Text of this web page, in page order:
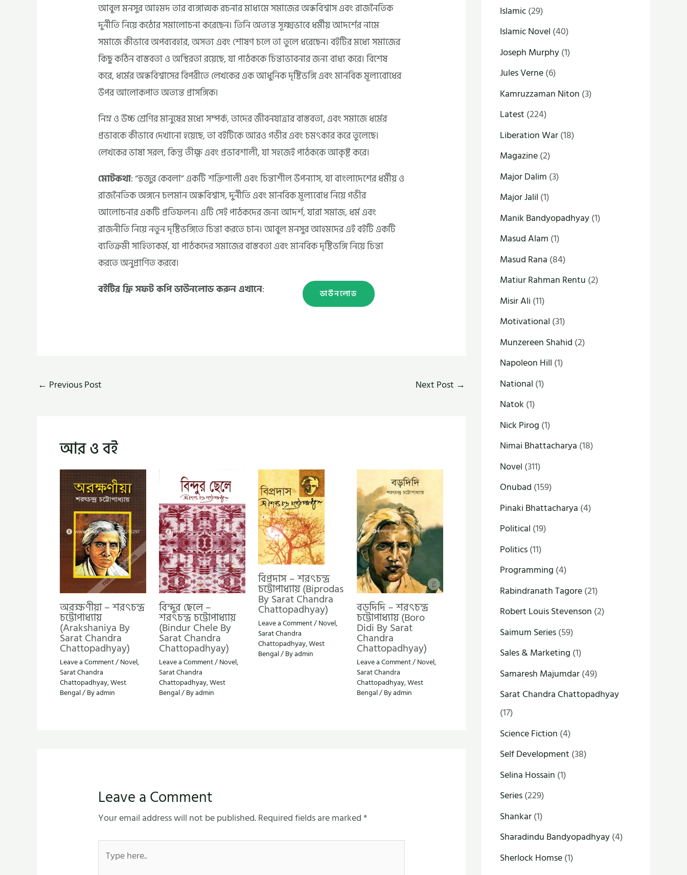
আবুল মনসুর আহমদ তার ব্যঙ্গাত্মক রচনার মাধ্যমে সমাজের অন্ধবিশ্বাস এবং রাজনৈতিক
দুর্নীতি নিয়ে কঠোর সমালোচনা করেছেন। তিনি অত্যন্ত সূক্ষ্মভাবে ধর্মীয় আদর্শের নামে
সমাজে কীভাবে অপব্যবহার, অসত্য এবং শোষণ চলে তা তুলে ধরেছেন। বইটির মধ্যে সমাজের
কিছু কঠিন বাস্তবতা ও অস্থিরতা রয়েছে, যা পাঠককে চিন্তাভাবনার জন্য বাধ্য করে। বিশেষ
করে, ধর্মের অন্ধবিশ্বাসের বিপরীতে লেখকের এক আধুনিক দৃষ্টিভঙ্গি এবং মানবিক মূল্যবোধের
উপর আলোকপাত অত্যন্ত প্রাসঙ্গিক।
নিম্ন ও উচ্চ শ্রেণির মানুষের মধ্যে সম্পর্ক, তাদের জীবনযাত্রার বাস্তবতা, এবং সমাজে ধর্মের
প্রভাবকে কীভাবে দেখানো হয়েছে, তা বইটিকে আরও গভীর এবং চমৎকার করে তুলেছে।
লেখকের ভাষা সরল, কিন্তু তীক্ষ্ণ এবং প্রভাবশালী, যা সহজেই পাঠককে আকৃষ্ট করে।
মোটকথা: “হুজুর কেবলা” একটি শক্তিশালী এবং চিন্তাশীল উপন্যাস, যা বাংলাদেশের ধর্মীয় ও
রাজনৈতিক অঙ্গনে চলমান অন্ধবিশ্বাস, দুর্নীতি এবং মানবিক মূল্যবোধ নিয়ে গভীর
আলোচনার একটি প্রতিফলন। এটি সেই পাঠকদের জন্য আদর্শ, যারা সমাজ, ধর্ম এবং
রাজনীতি নিয়ে নতুন দৃষ্টিভঙ্গিতে চিন্তা করতে চান। আবুল মনসুর আহমদের এই বইটি একটি
ব্যতিক্রমী সাহিত্যকর্ম, যা পাঠকদের সমাজের বাস্তবতা এবং মানবিক দৃষ্টিভঙ্গি নিয়ে চিন্তা
করতে অনুপ্রাণিত করবে।
বইটির ফ্রি সফট কপি ডাউনলোড করুন এখানে: ডাউনলোড
← Previous Post Next Post →
আর ও বই
অরক্ষণীয়া – শরৎচন্দ্র
চট্টোপাধ্যায়
(Arakshaniya By
Sarat Chandra
Chattopadhyay)
Leave a Comment/Novel,
Sarat Chandra
Chattopadhyay,West
Bengal/ Byadmin
বিন্দুর ছেলে –
শরৎচন্দ্র চট্টোপাধ্যায়
(Bindur Chele By
Sarat Chandra
Chattopadhyay)
Leave a Comment/Novel,
Sarat Chandra
Chattopadhyay,West
Bengal/ Byadmin
বিপ্রদাস – শরৎচন্দ্র
চট্টোপাধ্যায় (Biprodas
By Sarat Chandra
Chattopadhyay)
Leave a Comment/Novel,
Sarat Chandra
Chattopadhyay,West
Bengal/ Byadmin
বড়দিদি – শরৎচন্দ্র
চট্টোপাধ্যায় (Boro
Didi By Sarat
Chandra
Chattopadhyay)
Leave a Comment/Novel,
Sarat Chandra
Chattopadhyay,West
Bengal/ Byadmin
Leave a Comment
Your email address will not be published.Required fields are marked*
here..
Islamic(29)
Islamic Novel (40)
Joseph Murphy(1)
Jules Verne(6)
Kamruzzaman Niton (3)
Latest (224)
Liberation War(18)
Magazine(2)
Major Dalim (3)
Major Jalil (1)
Manik Bandyopadhyay(1)
Masud Alam (1)
Masud Rana (84)
Matiur Rahman Rentu (2)
Misir Ali (11)
Motivational (31)
Munzereen Shahid (2)
Napoleon Hill (1)
National (1)
Natok (1)
Nick Pirog (1)
Nimai Bhattacharya (18)
Novel (311)
Onubad (159)
Pinaki Bhattacharya (4)
Political (19)
Politics(11)
Programming (4)
Rabindranath Tagore(21)
Robert Louis Stevenson (2)
Saimum Series(59)
Sales & Marketing (1)
Samaresh Majumdar(49)
Sarat Chandra Chattopadhyay
(17)
Science Fiction (4)
Self Development (38)
Selina Hossain (1)
Series(229)
Shankar(1)
Sharadindu Bandyopadhyay(4)
Sherlock Homse(1)